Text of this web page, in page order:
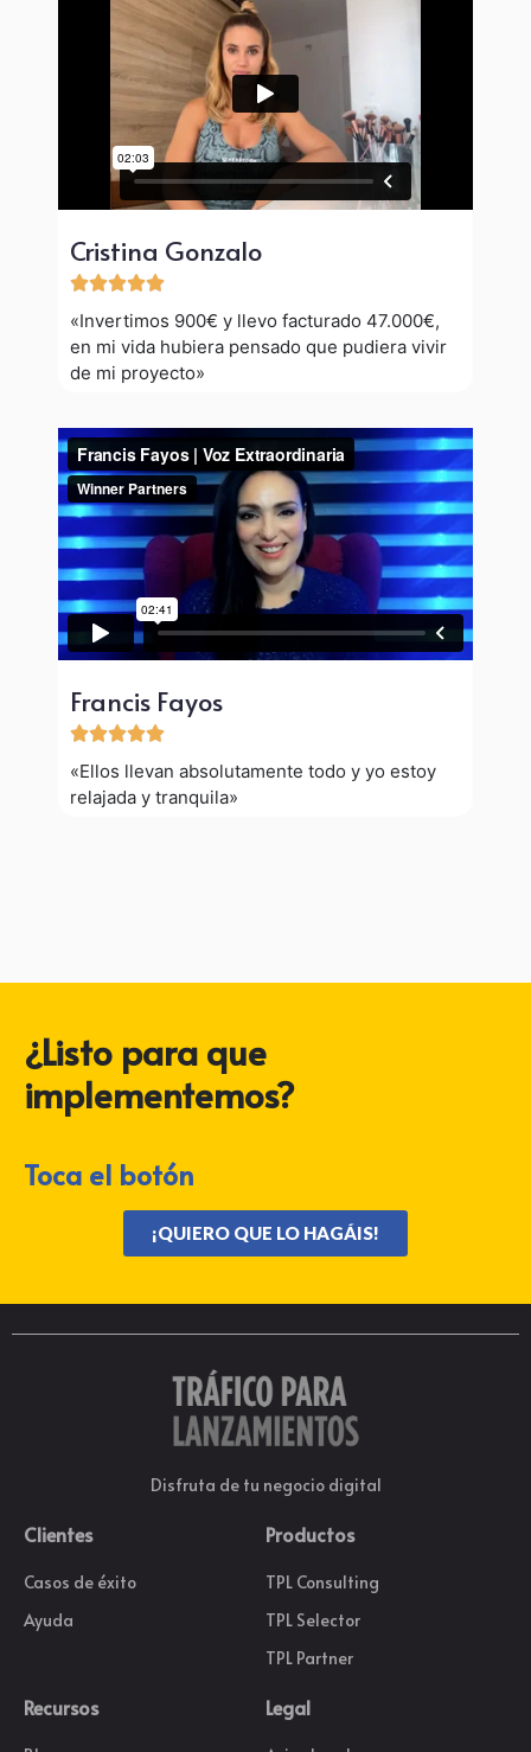
Cristina Gonzalo

«Invertimos 900€ y llevo facturado 47.000€,
en mi vida hubiera pensado que pudiera vivir
de mi proyecto»
Francis Fayos

«Ellos llevan absolutamente todo y yo estoy
relajada y tranquila»
¿Listo para que
implementemos?
Toca el botón
¡QUIERO QUE LO HAGÁIS!
Disfruta de tu negocio digital
Clientes
Casos de éxito
Ayuda
Productos
TPL Consulting
TPL Selector
TPL Partner
Recursos Legal